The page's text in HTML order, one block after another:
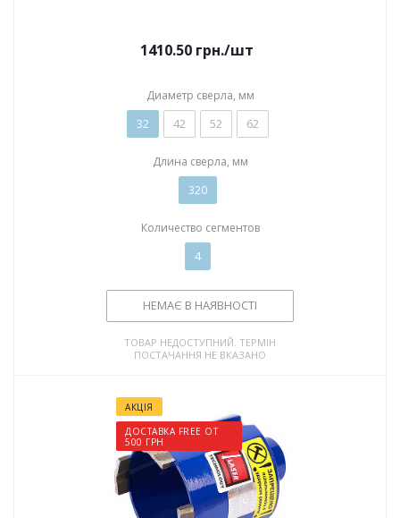
1410.50 грн./шт
Диаметр сверла, мм
32 42 52 62
Длина сверла, мм
320
Количество сегментов
4
НЕМАЄ В НАЯВНОСТІ
ТОВАР НЕДОСТУПНИЙ. ТЕРМІН
ПОСТАЧАННЯ НЕ ВКАЗАНО
АКЦІЯ
ДОСТАВКА FREE ОТ
500 ГРН